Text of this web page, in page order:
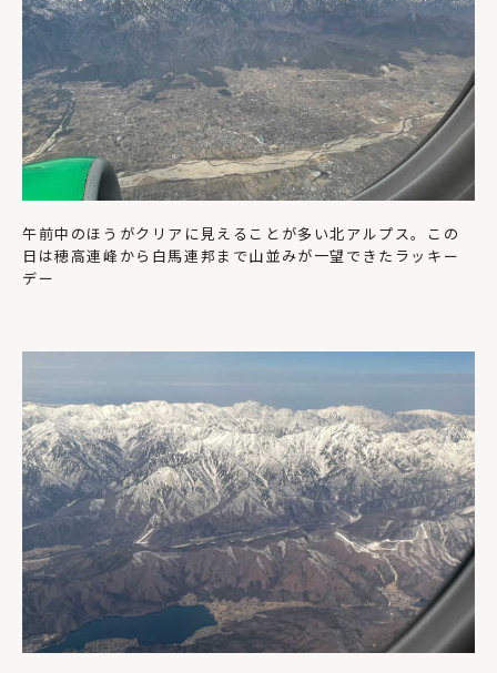
午前中のほうがクリアに見えることが多い北アルプス。この
日は穂高連峰から白馬連邦まで山並みが一望できたラッキー
デー